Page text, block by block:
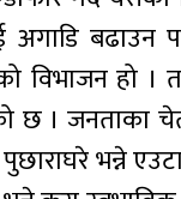
बढाउन
विभाजन हो
छ । जनताका
भन्ने